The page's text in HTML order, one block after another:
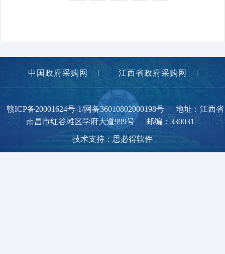
中国政府采购网 江西省政府采购网
南昌大学
赣ICP备20001624号-1/网备36010802000198号
地址：江西省
南昌市红谷滩区学府大道999号
邮编：330031
技术支持：思必得软件